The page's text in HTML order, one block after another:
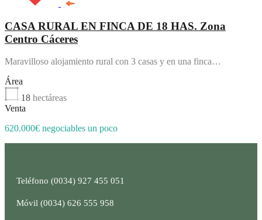
CASA RURAL EN FINCA DE 18 HAS. Zona
Centro Cáceres
Maravilloso alojamiento rural con 3 casas y en una finca…
Área
18 hectáreas
Venta
620.000€ negociables un poco
Teléfono (0034) 927 455 051
Móvil (0034) 626 555 958